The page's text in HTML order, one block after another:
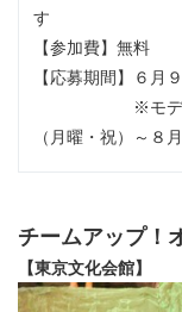
す
【参加費】無料
【応募期間】６月
※モデル／パ
（月曜・祝）～８
チームアップ！
【東京文化会館】